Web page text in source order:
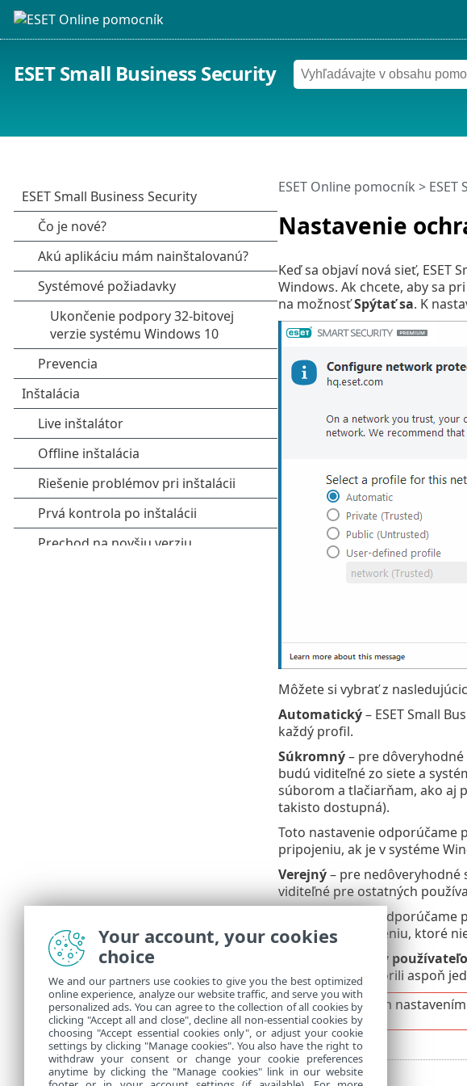
ESET Small Business Security
Nastavenie
ESET Online pomocník > ESET
Keď sa objaví nová sieť,
Windows. Ak chcete, aby sa
na možnosťSpýtať sa. K
Môžete si vybrať z
Automatický– ESET Small
každý profil.
Súkromný– pre dôveryhodné
budú viditeľné zo siete a
súborom a tlačiarňam, ako aj
takisto dostupná).
Toto nastavenie odporúčame
pripojeniu, ak je v systéme
Verejný– pre nedôveryhodné
viditeľné pre ostatných
Toto nastavenie
sieťovému pripojeniu, ktoré
Profil definovaný
vtedy, ak ste vytvorili aspoň
Nesprávnym
Your account, your cookies
choice
We and our partners use cookies to give you the best optimized
online experience, analyze our website traffic, and serve you with
personalized ads. You can agree to the collection of all cookies by
clicking "Accept all and close", decline all non-essential cookies by
choosing "Accept essential cookies only", or adjust your cookie
settings by clicking "Manage cookies". You also have the right to
withdraw your consent or change your cookie preferences
anytime by clicking the "Manage cookies" link in our website